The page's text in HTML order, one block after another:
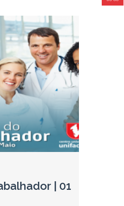
| 01